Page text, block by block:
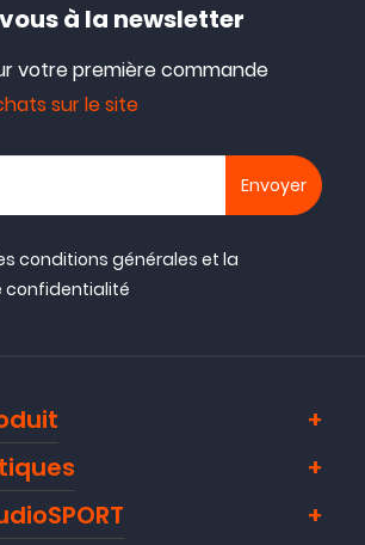
à la newsletter
votre première commande
sur le site
conditions générales et la
confidentialité